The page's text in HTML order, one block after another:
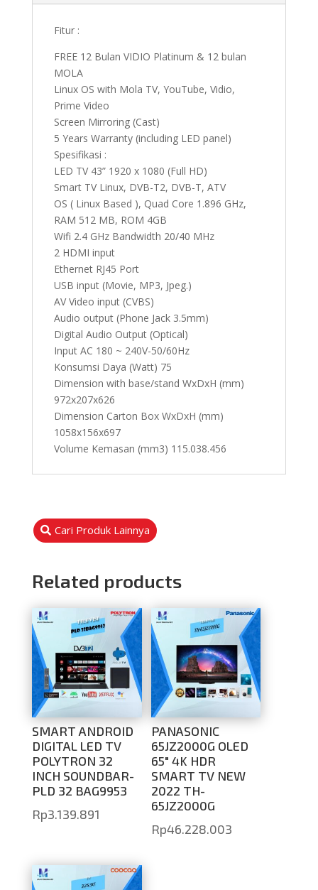
Fitur :
FREE 12 Bulan VIDIO Platinum & 12 bulan
MOLA
Linux OS with Mola TV, YouTube, Vidio,
Prime Video
Screen Mirroring (Cast)
5 Years Warranty (including LED panel)
Spesifikasi :
LED TV 43” 1920 x 1080 (Full HD)
Smart TV Linux, DVB-T2, DVB-T, ATV
OS ( Linux Based ), Quad Core 1.896 GHz,
RAM 512 MB, ROM 4GB
Wifi 2.4 GHz Bandwidth 20/40 MHz
2 HDMI input
Ethernet RJ45 Port
USB input (Movie, MP3, Jpeg.)
AV Video input (CVBS)
Audio output (Phone Jack 3.5mm)
Digital Audio Output (Optical)
Input AC 180 ~ 240V-50/60Hz
Konsumsi Daya (Watt) 75
Dimension with base/stand WxDxH (mm)
972x207x626
Dimension Carton Box WxDxH (mm)
1058x156x697
Volume Kemasan (mm3) 115.038.456
Cari Produk Lainnya
Related products
SMART ANDROID
DIGITAL LED TV
POLYTRON 32
INCH SOUNDBAR-
PLD 32 BAG9953
Rp3.139.891
PANASONIC
65JZ2000G OLED
65″ 4K HDR
SMART TV NEW
2022 TH-
65JZ2000G
Rp46.228.003